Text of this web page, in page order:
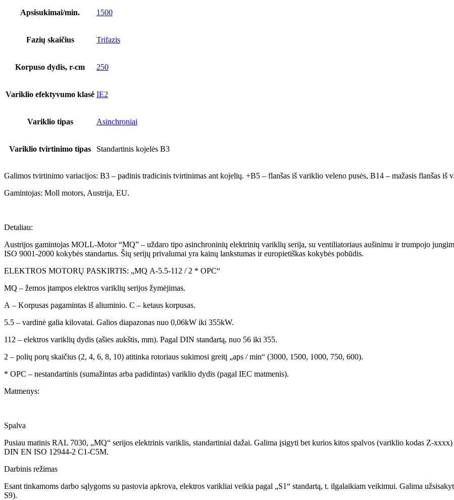
apsisukimai/min,
Apsisukimai/min. 1500
Fazių skaičius Trifazis
Korpuso dydis, r-cm 250
Variklio efektyvumo klasė IE2
Variklio tipas Asinchroniai
Variklio tvirtinimo tipas Standartinis kojelės B3
Galimos tvirtinimo variacijos: B3 – padinis tradicinis tvirtinimas ant kojelių. +B5 – flanšas iš variklio veleno pusės, B14 – mažasis flanšas iš
Gamintojas: Moll motors, Austrija, EU.
Detaliau:
Austrijos gamintojas MOLL-Motor “MQ” – uždaro tipo asinchroninių elektrinių variklių serija, su ventiliatoriaus aušinimu ir trumpojo
ISO 9001-2000 kokybės standartus. Šių serijų privalumai yra kainų lankstumas ir europietiškas kokybės pobūdis.
ELEKTROS MOTORŲ PASKIRTIS: „MQ A-5.5-112 / 2 * OPC“
MQ – žemos įtampos elektros variklių serijos žymėjimas.
A – Korpusas pagamintas iš aliuminio. C – ketaus korpusas.
5.5 – vardinė galia kilovatai. Galios diapazonas nuo 0,06kW iki 355kW.
112 – elektros variklių dydis (ašies aukštis, mm). Pagal DIN standartą, nuo 56 iki 355.
2 – polių porų skaičius (2, 4, 6, 8, 10) atitinka rotoriaus sukimosi greitį „aps / min“ (3000, 1500, 1000, 750, 600).
* OPC – nestandartinis (sumažintas arba padidintas) variklio dydis (pagal IEC matmenis).
Matmenys:
Spalva
Pusiau matinis RAL 7030, „MQ“ serijos elektrinis variklis, standartiniai dažai. Galima įsigyti bet kurios kitos spalvos (variklio kodas Z-
DIN EN ISO 12944-2 C1-C5M.
Darbinis režimas
Esant tinkamoms darbo sąlygoms su pastovia apkrova, elektros varikliai veikia pagal „S1“ standartą, t. ilgalaikiam veikimui. Galima
S9).